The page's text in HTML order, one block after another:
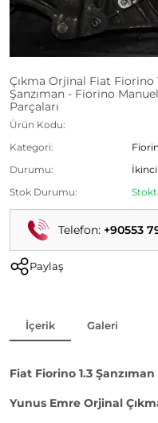
Çıkma Orjinal Fiat Fiorino
Şanzıman - Fiorino
Parçaları
Ürün Kodu:
Kategori:
Durumu:
İkinci
Stok Durumu:
Telefon: +90553
Paylaş
İçerik Galeri
Fiat Fiorino 1.3
Yunus Emre Orjinal